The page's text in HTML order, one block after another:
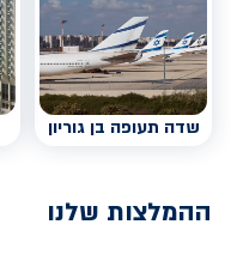
שדה תעופה בן גוריון
ההמלצות שלנו